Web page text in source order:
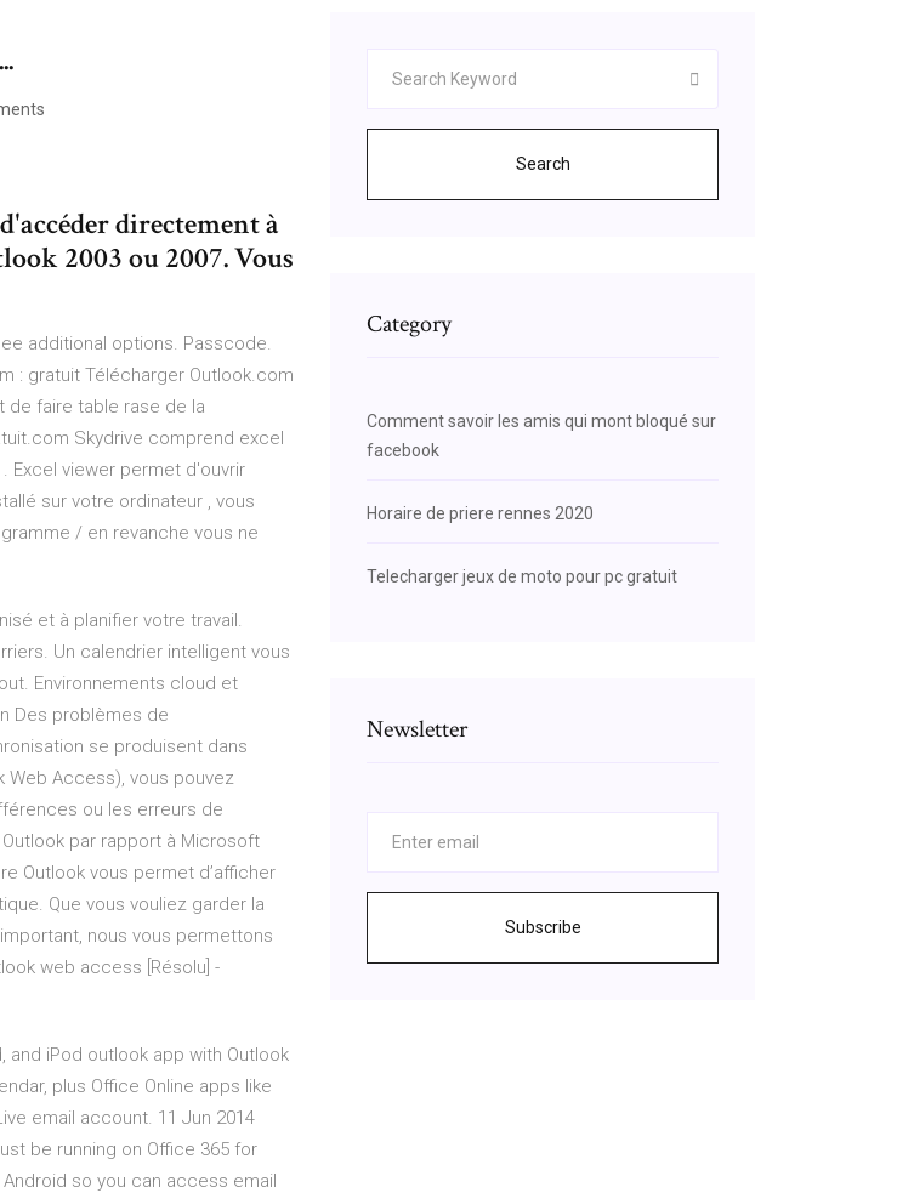
directement à
2003 ou 2007. Vous
additional options. Passcode.
: gratuit Télécharger Outlook.com
de faire table rase de la
Skydrive comprend excel
Excel viewer permet d'ouvrir
sur votre ordinateur , vous
/ en revanche vous ne
et à planifier votre travail.
Un calendrier intelligent vous
Environnements cloud et
Des problèmes de
se produisent dans
Web Access), vous pouvez
ou les erreurs de
par rapport à Microsoft
‎Outlook vous permet d’afficher
Que vous vouliez garder la
nous vous permettons
web access [Résolu] -
and iPod outlook app with Outlook
plus Office Online apps like
email account. 11 Jun 2014
be running on Office 365 for
so you can access email
Search
Category
Comment savoir les amis qui mont bloqué sur
facebook
Horaire de priere rennes 2020
Telecharger jeux de moto pour pc gratuit
Newsletter
Subscribe